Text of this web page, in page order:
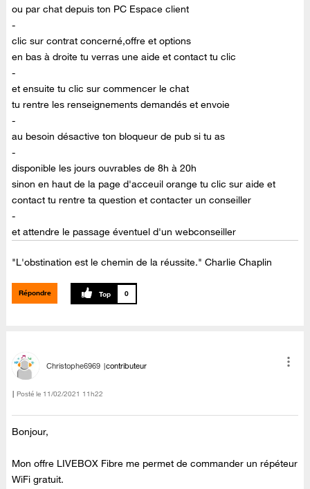
ou par chat depuis ton PC Espace client
-
clic sur contrat concerné,offre et options
en bas à droite tu verras une aide et contact tu clic
-
et ensuite tu clic sur commencer le chat
tu rentre les renseignements demandés et envoie
-
au besoin désactive ton bloqueur de pub si tu as
-
disponible les jours ouvrables de 8h à 20h
sinon en haut de la page d'acceuil orange tu clic sur aide et
contact tu rentre ta question et contacter un conseiller
-
et attendre le passage éventuel d'un webconseiller
"L'obstination est le chemin de la réussite." Charlie Chaplin
Répondre 0
Christophe6969 contributeur
Posté le ‎11/02/2021 11h22
Bonjour,
Mon offre LIVEBOX Fibre me permet de commander un répéteur
WiFi gratuit.